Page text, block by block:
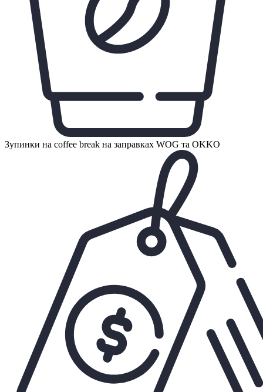
Зупинки на coffee break на заправках WOG та OKKO